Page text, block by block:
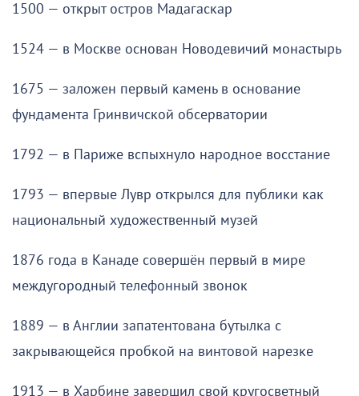
1500 — открыт остров Мадагаскар
1524 — в Москве основан Новодевичий монастырь
1675 — заложен первый камень в основание
фундамента Гринвичской обсерватории
1792 — в Париже вспыхнуло народное восстание
1793 — впервые Лувр открылся для публики как
национальный художественный музей
1876 года в Канаде совершён первый в мире
междугородный телефонный звонок
1889 — в Англии запатентована бутылка с
закрывающейся пробкой на винтовой нарезке
1913 — в Харбине завершил свой кругосветный